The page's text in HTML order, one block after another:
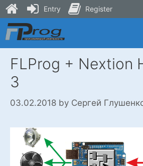
Skip
to
content
FLProg + Nextion
3
03.02.2018 by Сергей
Entry Register